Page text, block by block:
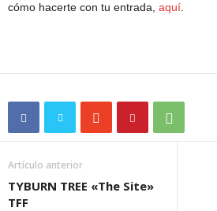
cómo hacerte con tu entrada, aquí
Artículo anterior
TYBURN TREE «The Site»
TFF